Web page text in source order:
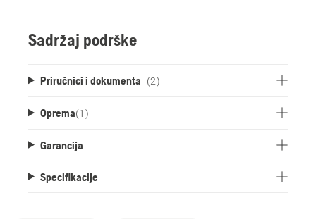
Sadržaj podrške
Priručnici i dokumenta (2)
Oprema(1 )
Garancija
Specifikacije